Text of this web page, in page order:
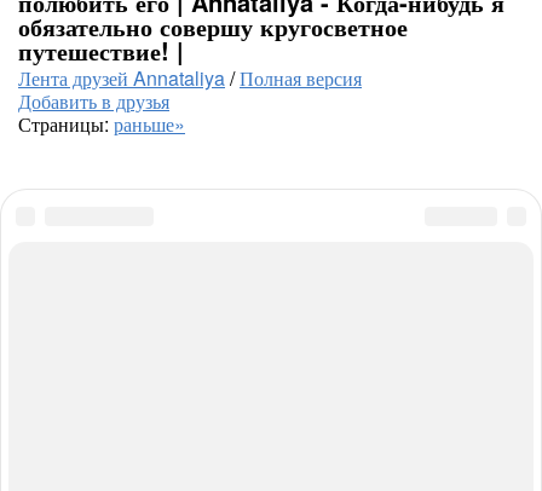
обязательно совершу кругосветное
путешествие! |
Лента друзей Annataliya/Полная версия
Добавить в друзья
Страницы: раньше»